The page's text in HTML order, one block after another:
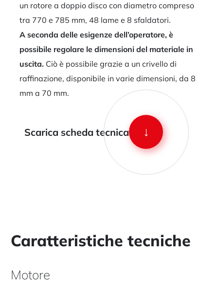
un rotore a doppio disco con diametro compreso
tra 770 e 785 mm, 48 lame e 8 sfaldatori.
A seconda delle esigenze dell’operatore, è
possibile regolare le dimensioni del materiale in
uscita. Ciò è possibile grazie a un crivello di
raffinazione, disponibile in varie dimensioni, da 8
mm a 70 mm.
Scarica scheda tecnica ↓
Caratteristiche tecniche
Motore